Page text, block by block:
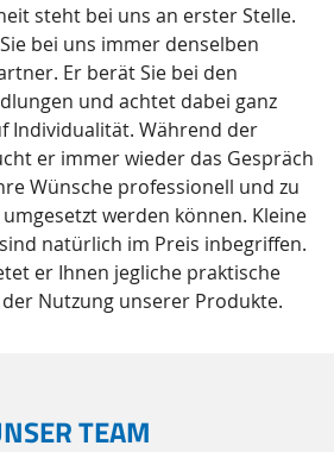
steht bei uns an erster Stelle.
bei uns immer denselben
Er berät Sie bei den
und achtet dabei ganz
Individualität. Während der
er immer wieder das Gespräch
Wünsche professionell und zu
werden können. Kleine
natürlich im Preis inbegriffen.
er Ihnen jegliche praktische
Nutzung unserer Produkte.
TEAM